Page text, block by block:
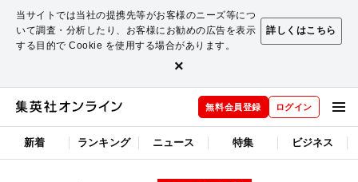
当サイトでは当社の提携先等がお客様のニーズ等につ
いて調査・分析したり、お客様にお勧めの広告を表示
する目的で Cookie を使用する場合があります。
詳しくはこちら
×
無料会員登録 ログイン
新着 ランキング ニュース 特集 ビジネス